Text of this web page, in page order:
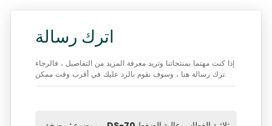
اترك رسالة
إذا كنت مهتما بمنتجاتنا وتريد معرفة المزيد من التفاصيل ، فالرجاء
ترك رسالة هنا ، وسوف نقوم بالرد عليك في أقرب وقت ممكن.